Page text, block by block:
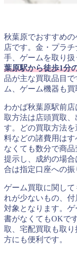
秋葉原でおすすめ
店です。金・プラ
手、ゲームを取り
葉原駅から徒歩1分
品が主な買取品目
ム、ゲーム機器も買
わかば秋葉原駅前
取方法は店頭買取
す。どの買取方法
料などの諸費用は
なくても数分で商
提示し、成約の場
合は指定口座への振
ゲーム買取に関し
れが少ないもの、
対象となります。
書がなくてもOKで
取、宅配買取も取
方にも便利です。